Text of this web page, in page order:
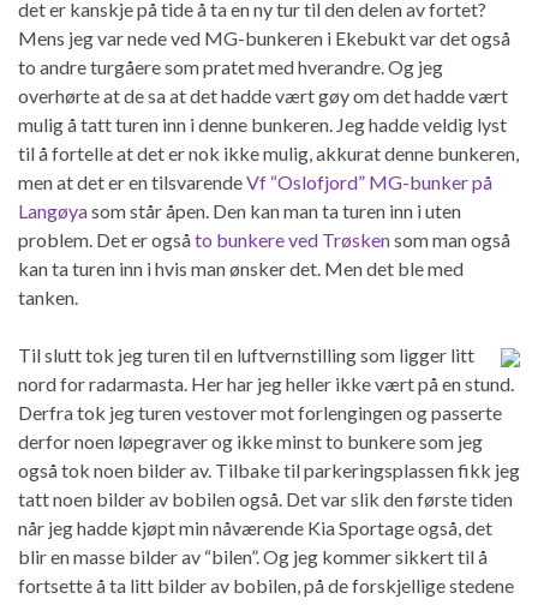
det er kanskje på tide å ta en ny tur til den delen av fortet?
Mens jeg var nede ved MG-bunkeren i Ekebukt var det også
to andre turgåere som pratet med hverandre. Og jeg
overhørte at de sa at det hadde vært gøy om det hadde vært
mulig å tatt turen inn i denne bunkeren. Jeg hadde veldig lyst
til å fortelle at det er nok ikke mulig, akkurat denne bunkeren,
men at det er en tilsvarendeVf “Oslofjord” MG-bunker på
Langøyasom står åpen. Den kan man ta turen inn i uten
problem. Det er ogsåto bunkere ved Trøskensom man også
kan ta turen inn i hvis man ønsker det. Men det ble med
tanken.
Til slutt tok jeg turen til en luftvernstilling som ligger litt
nord for radarmasta. Her har jeg heller ikke vært på en stund.
Derfra tok jeg turen vestover mot forlengingen og passerte
derfor noen løpegraver og ikke minst to bunkere som jeg
også tok noen bilder av. Tilbake til parkeringsplassen fikk jeg
tatt noen bilder av bobilen også. Det var slik den første tiden
når jeg hadde kjøpt min nåværende Kia Sportage også, det
blir en masse bilder av “bilen”. Og jeg kommer sikkert til å
fortsette å ta litt bilder av bobilen, på de forskjellige stedene